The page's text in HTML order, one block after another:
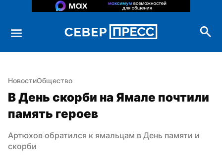
НовостиОбщество
В День скорби на Ямале почтили
память героев
Артюхов обратился к ямальцам в День памяти и
скорби